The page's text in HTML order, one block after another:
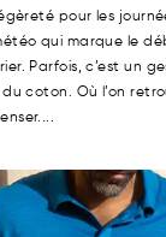
pour les
qui marque le
Parfois, c’est un
coton. Où l’on